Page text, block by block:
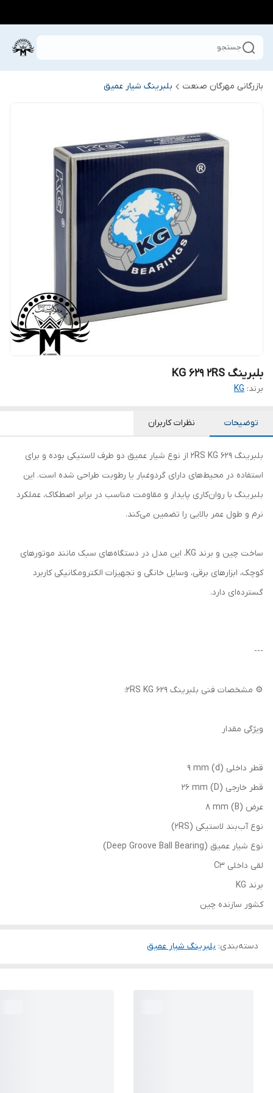
جستجو
بازرگانی مهرگان صنعت بلبرینگ شیار عمیق
بلبرینگ KG 629 2RS
برند: KG
توضیحات نظرات کاربران
بلبرینگ 629 2RS KG از نوع شیار عمیق دو طرف لاستیکی بوده و برای
استفاده در محیط‌های دارای گردوغبار یا رطوبت طراحی شده است. این
بلبرینگ با روان‌کاری پایدار و مقاومت مناسب در برابر اصطکاک، عملکرد
نرم و طول عمر بالایی را تضمین می‌کند.
ساخت چین و برند KG، این مدل در دستگاه‌های سبک مانند موتورهای
کوچک، ابزارهای برقی، وسایل خانگی و تجهیزات الکترومکانیکی کاربرد
گسترده‌ای دارد.
---
⚙️ مشخصات فنی بلبرینگ 629 2RS KG:
ویژگی مقدار
قطر داخلی (d) 9 mm
قطر خارجی (D) 26 mm
عرض (B) 8 mm
نوع آب‌بند لاستیکی (2RS)
نوع شیار عمیق (Deep Groove Ball Bearing)
لقی داخلی C3
برند KG
کشور سازنده چین
دسته‌بندی: بلبرینگ شیار عمیق